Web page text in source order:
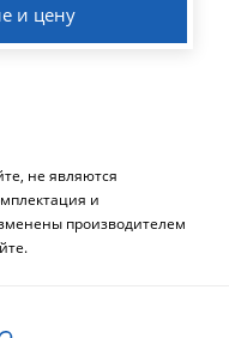
и цену
не являются
и
производителем